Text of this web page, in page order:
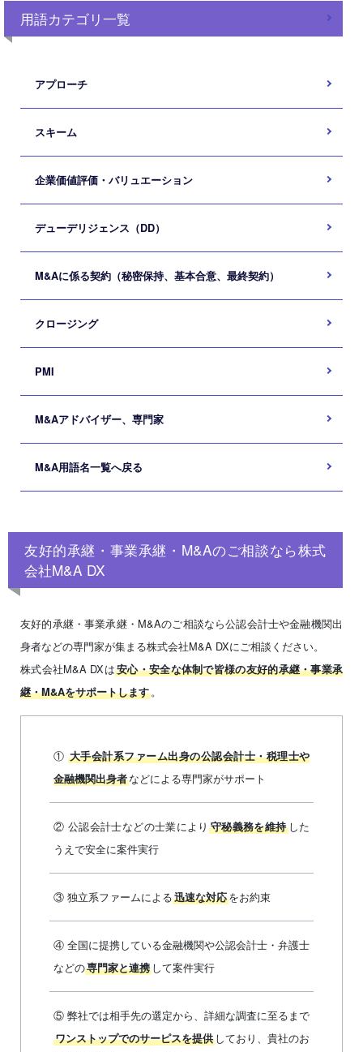
用語カテゴリ一覧
アプローチ
スキーム
企業価値評価・バリュエーション
デューデリジェンス（DD）
M&Aに係る契約（秘密保持、基本合意、最終契約）
クロージング
PMI
M&Aアドバイザー、専門家
M&A用語名一覧へ戻る
友好的承継・事業承継・M&Aのご相談なら株式
会社M&A DX
友好的承継・事業承継・M&Aのご相談なら公認会計士や金融機関出
身者などの専門家が集まる株式会社M&A DXにご相談ください。
株式会社M&A DXは安心・安全な体制で皆様の友好的承継・事業承
継・M&Aをサポートします。
① 大手会計系ファーム出身の公認会計士・税理士や
金融機関出身者などによる専門家がサポート
② 公認会計士などの士業により 守秘義務を維持した
うえで安全に案件実行
③ 独立系ファームによる迅速な対応をお約束
④ 全国に提携している金融機関や公認会計士・弁護士
などの専門家と連携 して案件実行
⑤ 弊社では相手先の選定から、詳細な調査に至るまで
ワンストップでのサーピスを提供 しており、貴社のお